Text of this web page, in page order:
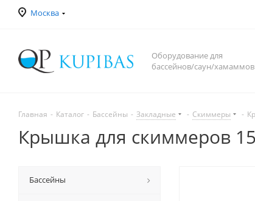
Москва
Оборудование для
бассейнов/саун/хамаммов
Главная - Каталог - Бассейны - Закладные - Скиммеры -
Крышка для скиммеров
Бассейны